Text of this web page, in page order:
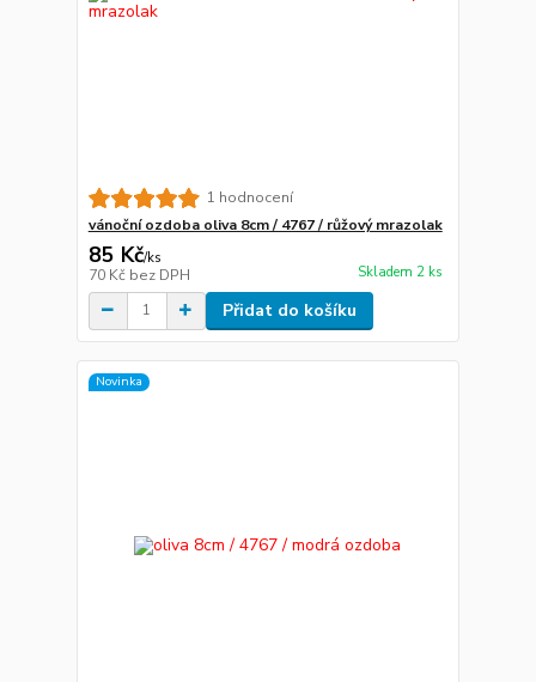
1 hodnocení
vánoční ozdoba oliva 8cm / 4767 / růžový mrazolak
85 Kč/ks
70 Kč bez DPH Skladem 2 ks
Přidat do košíku
Novinka